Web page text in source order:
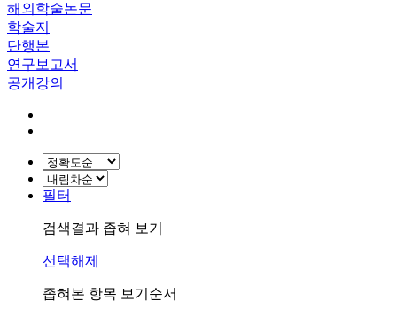
해외학술논문
학술지
단행본
연구보고서
공개강의
필터
검색결과 좁혀 보기
선택해제
좁혀본 항목 보기순서